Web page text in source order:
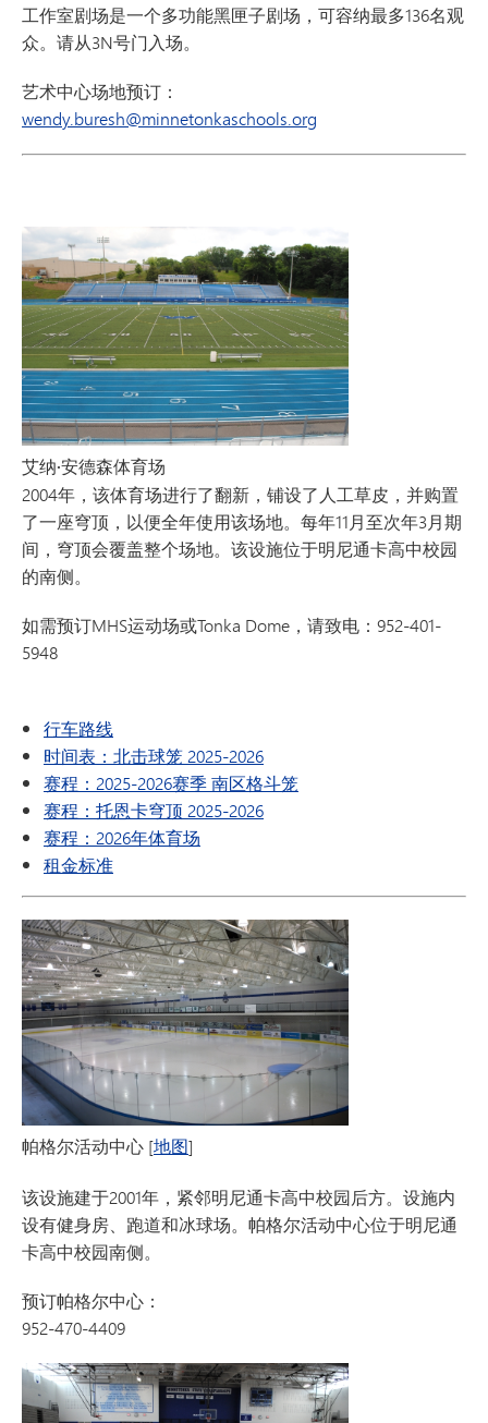
工作室剧场是一个多功能黑匣子剧场，可容纳最多136名观
众。请从3N号门入场。
艺术中心场地预订：
wendy.buresh@minnetonkaschools.org
艾纳·安德森体育场
2004年，该体育场进行了翻新，铺设了人工草皮，并购置
了一座穹顶，以便全年使用该场地。每年11月至次年3月期
间，穹顶会覆盖整个场地。该设施位于明尼通卡高中校园
的南侧。
如需预订MHS运动场或Tonka Dome，请致电：952-401-
5948
行车路线
时间表：北击球笼 2025-2026
赛程：2025-2026赛季 南区格斗笼
赛程：托恩卡穹顶 2025-2026
赛程：2026年体育场
租金标准
帕格尔活动中心 [地图]
该设施建于2001年，紧邻明尼通卡高中校园后方。设施内
设有健身房、跑道和冰球场。帕格尔活动中心位于明尼通
卡高中校园南侧。
预订帕格尔中心：
952-470-4409